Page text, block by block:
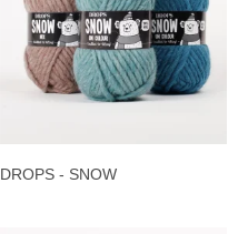
DROPS - SNOW